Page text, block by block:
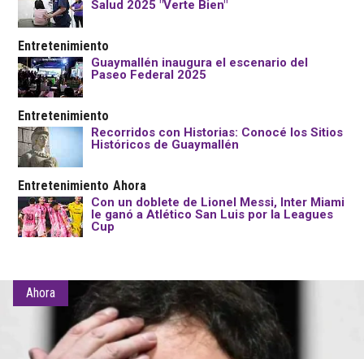
Salud 2025 "Verte Bien"
Entretenimiento
Guaymallén inaugura el escenario del
Paseo Federal 2025
Entretenimiento
Recorridos con Historias: Conocé los Sitios
Históricos de Guaymallén
Entretenimiento Ahora
Con un doblete de Lionel Messi, Inter Miami
le ganó a Atlético San Luis por la Leagues
Cup
Ahora